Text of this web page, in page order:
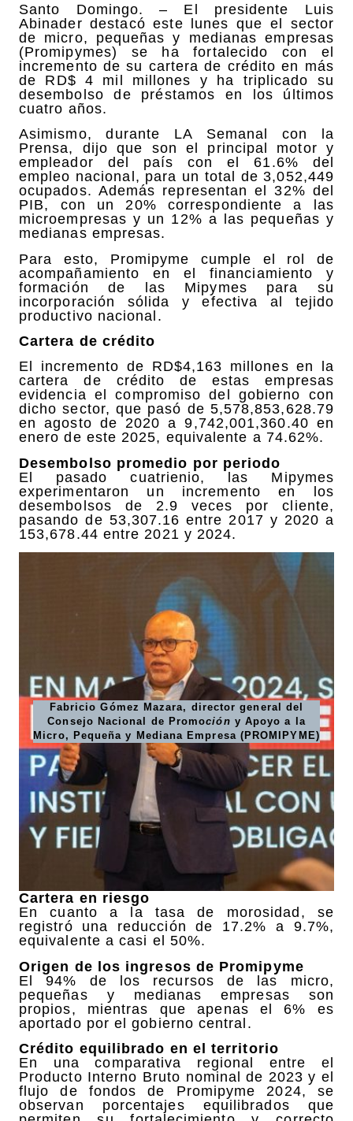
Santo Domingo. – El presidente Luis
Abinader destacó este lunes que el sector
de micro, pequeñas y medianas empresas
(Promipymes) se ha fortalecido con el
incremento de su cartera de crédito en más
de RD$ 4 mil millones y ha triplicado su
desembolso de préstamos en los últimos
cuatro años.
Asimismo, durante LA Semanal con la
Prensa, dijo que son el principal motor y
empleador del país con el 61.6% del
empleo nacional, para un total de 3,052,449
ocupados. Además representan el 32% del
PIB, con un 20% correspondiente a las
microempresas y un 12% a las pequeñas y
medianas empresas.
Para esto, Promipyme cumple el rol de
acompañamiento en el financiamiento y
formación de las Mipymes para su
incorporación sólida y efectiva al tejido
productivo nacional.
Cartera de crédito
El incremento de RD$4,163 millones en la
cartera de crédito de estas empresas
evidencia el compromiso del gobierno con
dicho sector, que pasó de 5,578,853,628.79
en agosto de 2020 a 9,742,001,360.40 en
enero de este 2025, equivalente a 74.62%.
Desembolso promedio por periodo
El pasado cuatrienio, las Mipymes
experimentaron un incremento en los
desembolsos de 2.9 veces por cliente,
pasando de 53,307.16 entre 2017 y 2020 a
153,678.44 entre 2021 y 2024.
Fabricio Gómez Mazara, director general del
Consejo Nacional de Promoción y Apoyo a la
Micro, Pequeña y Mediana Empresa (PROMIPYME)
Cartera en riesgo
En cuanto a la tasa de morosidad, se
registró una reducción de 17.2% a 9.7%,
equivalente a casi el 50%.
Origen de los ingresos de Promipyme
El 94% de los recursos de las micro,
pequeñas y medianas empresas son
propios, mientras que apenas el 6% es
aportado por el gobierno central.
Crédito equilibrado en el territorio
En una comparativa regional entre el
Producto Interno Bruto nominal de 2023 y el
flujo de fondos de Promipyme 2024, se
observan porcentajes equilibrados que